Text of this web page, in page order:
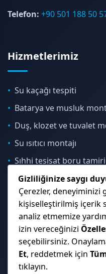
Telefon: +90 501 188 50
Hizmetlerimiz
Su kaçağı tespiti
Batarya ve musluk
Duş, klozet ve tuvalet
Su ısıtıcı montajı
Sıhhi tesisat boru tamiri
İletişim & Konum
Çekmeköy, Sancaktepe,
Yakası genelinde hizmet
Gizliliğinize saygı
Çerezler, deneyiminizi
kişiselleştirilmiş içerik
analiz etmemize
izin vereceğinizi
seçebilirsiniz.
Et, reddetmek için
tıklayın.